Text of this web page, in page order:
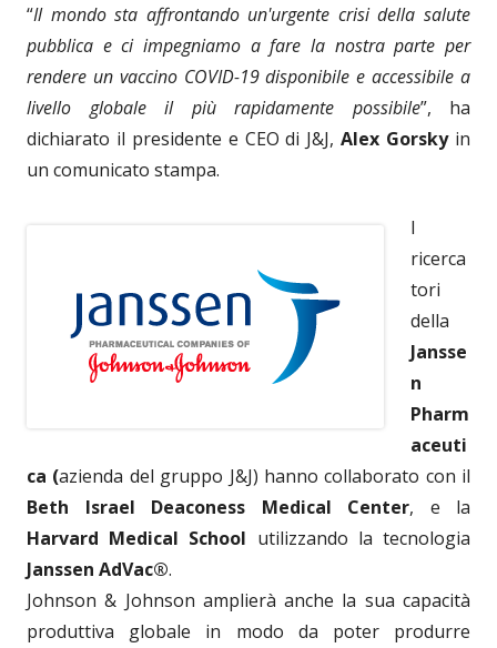
“Il mondo sta affrontando un'urgente crisi della salute
pubblica e ci impegniamo a fare la nostra parte per
rendere un vaccino COVID-19 disponibile e accessibile a
livello globale il più rapidamente possibile”, ha
dichiarato il presidente e CEO di J&J,Alex Gorskyin
un comunicato stampa.
I
ricerca
tori
della
Jansse
n
Pharm
aceuti
ca (azienda del gruppo J&J) hanno collaborato con il
Beth Israel Deaconess Medical Center, e la
Harvard Medical School utilizzando la tecnologia
Janssen AdVac®.
Johnson & Johnson amplierà anche la sua capacità
produttiva globale in modo da poter produrre